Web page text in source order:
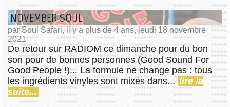
NOVEMBER SOUL
par Soul Safari, il y a plus de 4 ans, jeudi 18 novembre
2021
De retour sur RADIOM ce dimanche pour du bon
son pour de bonnes personnes (Good Sound For
Good People !)... La formule ne change pas : tous
les ingrédients vinyles sont mixés dans... lire la
suite...